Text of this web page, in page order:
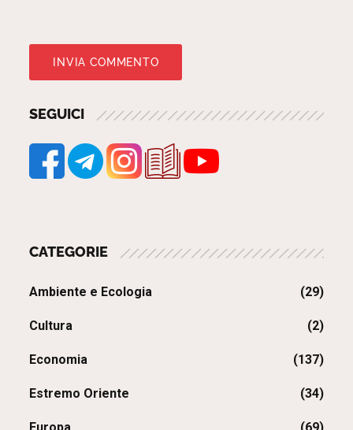
SEGUICI
CATEGORIE
Ambiente e Ecologia (29)
Cultura (2)
Economia (137)
Estremo Oriente (34)